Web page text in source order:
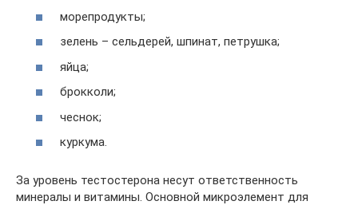
морепродукты;
зелень – сельдерей, шпинат, петрушка;
яйца;
брокколи;
чеснок;
куркума.
За уровень тестостерона несут ответственность
минералы и витамины. Основной микроэлемент для